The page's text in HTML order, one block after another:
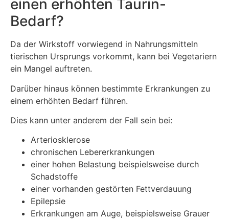
einen erhöhten Taurin-
Bedarf?
Da der Wirkstoff vorwiegend in Nahrungsmitteln
tierischen Ursprungs vorkommt, kann bei Vegetariern
ein Mangel auftreten.
Darüber hinaus können bestimmte Erkrankungen zu
einem erhöhten Bedarf führen.
Dies kann unter anderem der Fall sein bei:
Arteriosklerose
chronischen Lebererkrankungen
einer hohen Belastung beispielsweise durch
Schadstoffe
einer vorhanden gestörten Fettverdauung
Epilepsie
Erkrankungen am Auge, beispielsweise Grauer